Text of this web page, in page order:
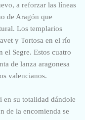
a reforzar las líneas
de Aragón que
Los templarios
y Tortosa en el río
Segre. Estos cuatro
de lanza aragonesa
valencianos.
en su totalidad dándole
de la encomienda se